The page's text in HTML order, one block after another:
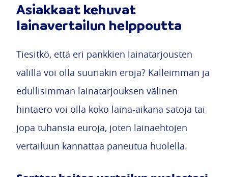
Asiakkaat kehuvat
lainavertailun helppoutta
Tiesitkö, että eri pankkien lainatarjousten
välillä voi olla suuriakin eroja? Kalleimman ja
edullisimman lainatarjouksen välinen
hintaero voi olla koko laina-aikana satoja tai
jopa tuhansia euroja, joten lainaehtojen
vertailuun kannattaa paneutua huolella.